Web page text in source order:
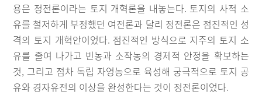
용은 정전론이라는 토지 개혁론을 내놓는다. 토지의 사적 소
유를 철저하게 부정했던 여전론과 달리 정전론은 점진적인 성
격의 토지 개혁안이었다. 점진적인 방식으로 지주의 토지 소
유를 줄여 나가고 빈농과 소작농의 경제적 안정을 확보하는
것, 그리고 점차 독립 자영농으로 육성해 궁극적으로 토지 공
유와 경자유전의 이상을 완성한다는 것이 정전론이었다.